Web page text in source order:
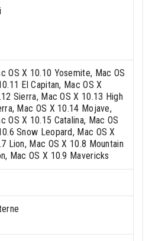
OS X 10.10 Yosemite, Mac OS
El Capitan, Mac OS X
Sierra, Mac OS X 10.13 High
Mac OS X 10.14 Mojave,
OS X 10.15 Catalina, Mac OS
Snow Leopard, Mac OS X
Lion, Mac OS X 10.8 Mountain
Mac OS X 10.9 Mavericks